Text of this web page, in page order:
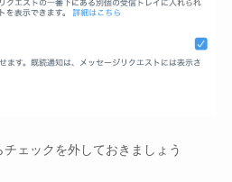
ェックを外しておきましょう